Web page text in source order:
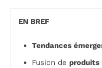
EN BREF
Tendances
Fusion de produits